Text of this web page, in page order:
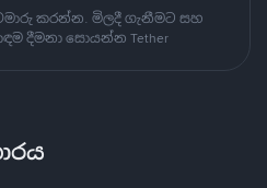
හුවමාරු කරන්න. මිලදී ගැනීමට සහ
දීමනා සොයන්න Tether